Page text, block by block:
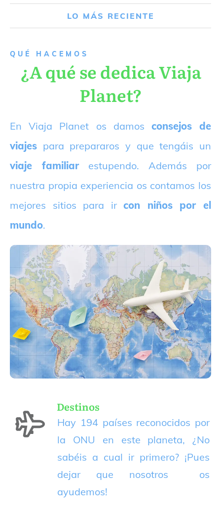
LO MÁS RECIENTE
QUÉ HACEMOS
¿A qué se dedica Viaja
Planet?
En Viaja Planet os damos consejos de
viajes para prepararos y que tengáis un
viaje familiarestupendo. Además por
nuestra propia experiencia os contamos los
mejores sitios para ircon niños por el
mundo.
Destinos
Hay 194 países reconocidos por
la ONU en este planeta, ¿No
sabéis a cual ir primero? ¡Pues
dejar que nosotros os
ayudemos!